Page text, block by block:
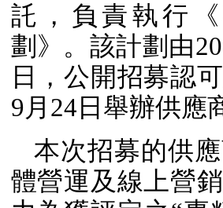
託，負責執行
劃》。該計劃由
日，公開招募認
9月 24 日 舉辦供應
本次招募的供
體營運及線上營